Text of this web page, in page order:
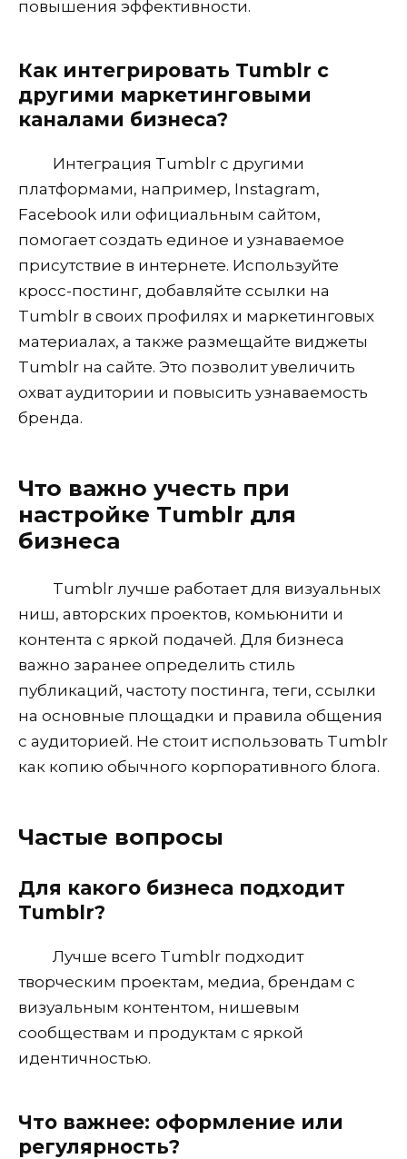
повышения эффективности.
Как интегрировать Tumblr с
другими маркетинговыми
каналами бизнеса?
Интеграция Tumblr с другими
платформами, например, Instagram,
Facebook или официальным сайтом,
помогает создать единое и узнаваемое
присутствие в интернете. Используйте
кросс-постинг, добавляйте ссылки на
Tumblr в своих профилях и маркетинговых
материалах, а также размещайте виджеты
Tumblr на сайте. Это позволит увеличить
охват аудитории и повысить узнаваемость
бренда.
Что важно учесть при
настройке Tumblr для
бизнеса
Tumblr лучше работает для визуальных
ниш, авторских проектов, комьюнити и
контента с яркой подачей. Для бизнеса
важно заранее определить стиль
публикаций, частоту постинга, теги, ссылки
на основные площадки и правила общения
с аудиторией. Не стоит использовать Tumblr
как копию обычного корпоративного блога.
Частые вопросы
Для какого бизнеса подходит
Tumblr?
Лучше всего Tumblr подходит
творческим проектам, медиа, брендам с
визуальным контентом, нишевым
сообществам и продуктам с яркой
идентичностью.
Что важнее: оформление или
регулярность?